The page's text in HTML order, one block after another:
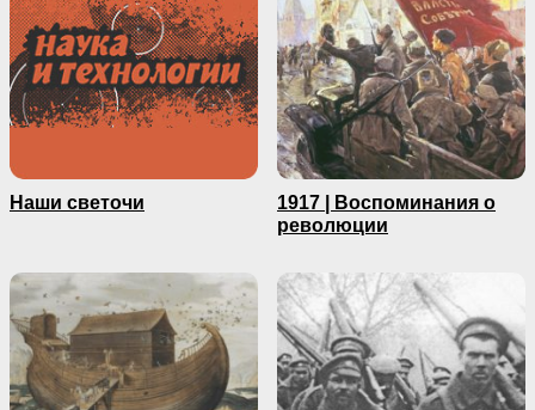
Наши светочи
1917 | Воспоминания о
революции